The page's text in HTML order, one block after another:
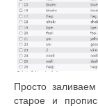
Просто
старое и